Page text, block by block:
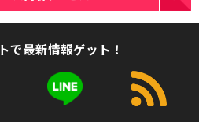
で最新情報ゲット！